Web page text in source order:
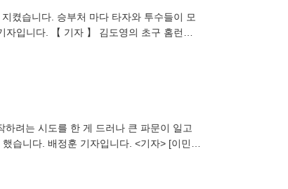
켰습니다. 승부처 마다 타자와 투수들이 모
입니다. 【 기자 】 김도영의 초구 홈런으
려는 시도를 한 게 드러나 큰 파문이 일고
습니다. 배정훈 기자입니다. <기자> [이민